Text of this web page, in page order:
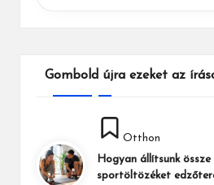
Gombold újra ezeket az
Otthon
Hogyan állítsunk össze
sportöltözéket